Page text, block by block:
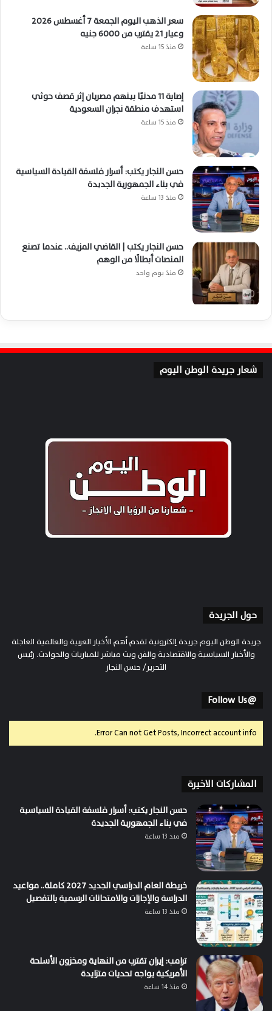
سعر الذهب اليوم الجمعة 7 أغسطس 2026
وعيار 21 يقترب من 6000 جنيه
منذ 15 ساعة
إصابة 11 مدنيًا بينهم مصريان إثر قصف حوثي
استهدف منطقة نجران السعودية
منذ 15 ساعة
حسن النجار يكتب: أسرار فلسفة القيادة السياسية
في بناء الجمهورية الجديدة
منذ 13 ساعة
حسن النجار يكتب | القاضي المزيف.. عندما تصنع
المنصات أبطالًا من الوهم
منذ يوم واحد
شعار جريدة الوطن اليوم
حول الجريدة
جريدة الوطن اليوم جريدة إلكترونية تقدم أهم الأخبار العربية والعالمية العاجلة
والأخبار السياسية والاقتصادية والفن وبث مباشر للمباريات والحوادث. رئيس
التحرير/ حسن النجار
@Follow Us
Error Can not Get Posts, Incorrect account info.
المشاركات الاخيرة
حسن النجار يكتب: أسرار فلسفة القيادة السياسية
في بناء الجمهورية الجديدة
منذ 13 ساعة
خريطة العام الدراسي الجديد 2027 كاملة.. مواعيد
الدراسة والإجازات والامتحانات الرسمية بالتفصيل
منذ 13 ساعة
ترامب: إيران تقترب من النهاية ومخزون الأسلحة
الأمريكية يواجه تحديات متزايدة
منذ 14 ساعة